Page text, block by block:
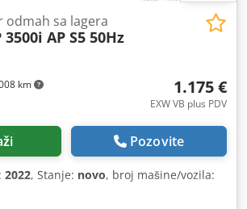
km
odmah sa lagera
3500i AP S5 50Hz
1.175 €
EXW VB plus PDV
Pozovite
2022, Stanje: novo, broj mašine/vozila: